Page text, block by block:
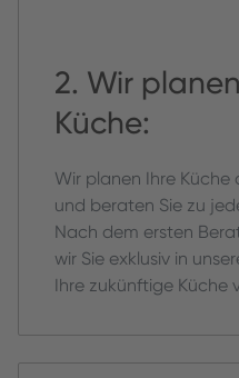
2. Wir
Küche:
Wir planen Ihre
und beraten Sie zu
Nach dem ersten
wir Sie exklusiv in
Ihre zukünftige Küche